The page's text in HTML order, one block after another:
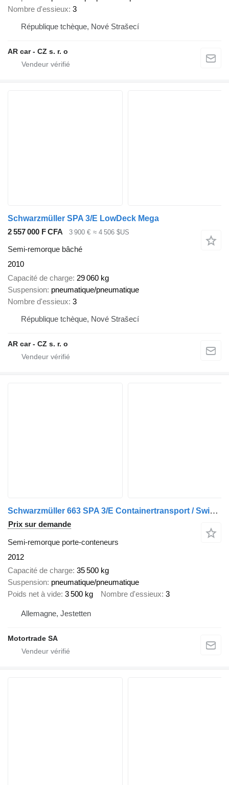
Nombre d'essieux 3
République tchèque, Nové Strašecí
AR car - CZ s. r. o
Schwarzmüller SPA 3/E LowDeck Mega
2 557 000 F CFA
3 900 € ≈ 4 506 $US
Semi-remorque bâché
2010
Capacité de charge 29 060 kg
Suspension pneumatique/pneumatique
Nombre d'essieux 3
République tchèque, Nové Strašecí
AR car - CZ s. r. o
Schwarzmüller 663 SPA 3/E Containertransport / Swiss-Vehicle
Prix sur demande
Semi-remorque porte-conteneurs
2012
Capacité de charge 35 500 kg
Suspension pneumatique/pneumatique
Poids net à vide 3 500 kg Nombre d'essieux 3
Allemagne, Jestetten
Motortrade SA